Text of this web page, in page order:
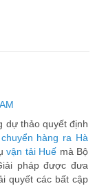
dự thảo quyết định
chuyển hàng ra Hà
vận tải Huế mà Bộ
pháp được đưa
quyết các bất cập